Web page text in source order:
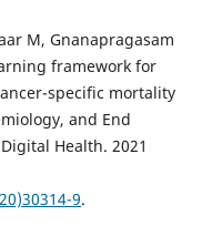
M, Gnanapragasam
framework for
specific mortality
and End
Health. 2021
9.